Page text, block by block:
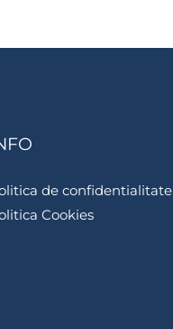
de confidentialitate
Cookies